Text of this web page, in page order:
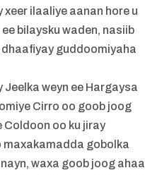
ilaaliye aanan hore u
bilaysku waden, nasiib
guddoomiyaha
weyn ee Hargaysa
Cirro oo goob joog
oo ku jiray
maxakamadda gobolka
waxa goob joog ahaa